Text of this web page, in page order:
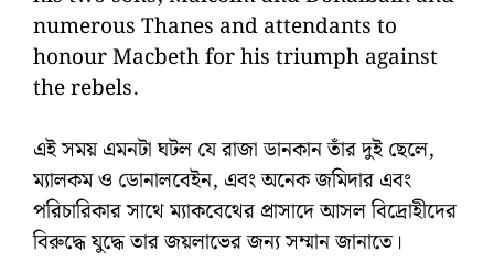
numerous Thanes and attendants to
honour Macbeth for his triumph against
the rebels.
এই সময় এমনটা ঘটল যে রাজা ডানকান তাঁর দুই ছেলে,
ম্যালকম ও ডোনালবেইন, এবং অনেক জমিদার এবং
পরিচারিকার সাথে ম্যাকবেথের প্রাসাদে আসল বিদ্রোহীদের
বিরুদ্ধে যুদ্ধে তার জয়লাভের জন্য সম্মান জানাতে।